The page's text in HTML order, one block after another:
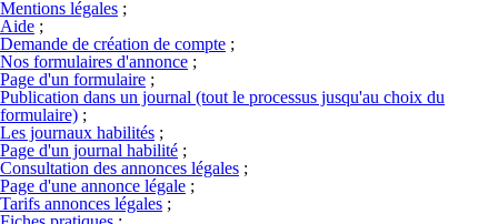
Mentions légales ;
Aide ;
Demande de création de compte ;
Nos formulaires d'annonce ;
Page d'un formulaire ;
Publication dans un journal (tout le processus jusqu'au choix du
formulaire) ;
Les journaux habilités ;
Page d'un journal habilité ;
Consultation des annonces légales ;
Page d'une annonce légale ;
Tarifs annonces légales ;